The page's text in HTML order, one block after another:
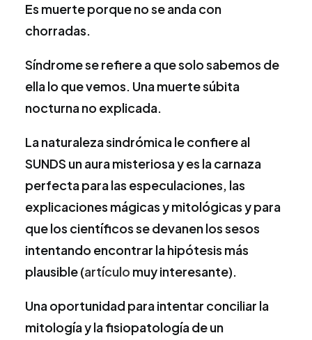
Es muerte porque no se anda con
chorradas.
Síndrome se refiere a que solo sabemos de
ella lo que vemos. Una muerte súbita
nocturna no explicada.
La naturaleza sindrómica le confiere al
SUNDS un aura misteriosa y es la carnaza
perfecta para las especulaciones, las
explicaciones mágicas y mitológicas y para
que los científicos se devanen los sesos
intentando encontrar la hipótesis más
plausible (artículo muy interesante).
Una oportunidad para intentar conciliar la
mitología y la fisiopatología de un